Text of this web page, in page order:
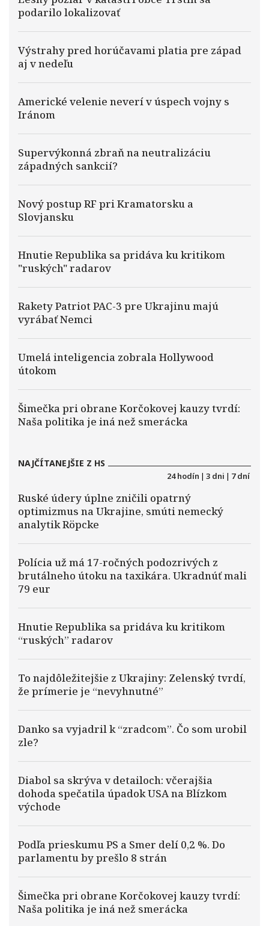
podarilo lokalizovať
Výstrahy pred horúčavami platia pre západ
aj v nedeľu
Americké velenie neverí v úspech vojny s
Iránom
Supervýkonná zbraň na neutralizáciu
západných sankcií?
Nový postup RF pri Kramatorsku a
Slovjansku
Hnutie Republika sa pridáva ku kritikom
"ruských" radarov
Rakety Patriot PAC-3 pre Ukrajinu majú
vyrábať Nemci
Umelá inteligencia zobrala Hollywood
útokom
Šimečka pri obrane Korčokovej kauzy tvrdí:
Naša politika je iná než smerácka
NAJČÍTANEJŠIE Z HS
24 hodín | 3 dni | 7 dní
Ruské údery úplne zničili opatrný
optimizmus na Ukrajine, smúti nemecký
analytik Röpcke
Polícia už má 17-ročných podozrivých z
brutálneho útoku na taxikára. Ukradnúť mali
79 eur
Hnutie Republika sa pridáva ku kritikom
“ruských” radarov
To najdôležitejšie z Ukrajiny: Zelenský tvrdí,
že prímerie je “nevyhnutné”
Danko sa vyjadril k “zradcom”. Čo som urobil
zle?
Diabol sa skrýva v detailoch: včerajšia
dohoda spečatila úpadok USA na Blízkom
východe
Podľa prieskumu PS a Smer delí 0,2 %. Do
parlamentu by prešlo 8 strán
Šimečka pri obrane Korčokovej kauzy tvrdí:
Naša politika je iná než smerácka